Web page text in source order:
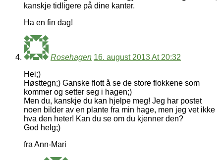
kanskje tidligere på dine kanter.
Ha en fin dag!
Rosehagen 16. august 2013 At 20:32
Hei;)
Høsttegn;) Ganske flott å se de store flokkene som
kommer og setter seg i hagen;)
Men du, kanskje du kan hjelpe meg! Jeg har postet
noen bilder av en plante fra min hage, men jeg vet ikke
hva den heter! Kan du se om du kjenner den?
God helg;)
fra Ann-Mari